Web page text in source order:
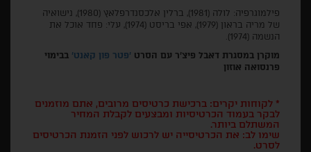
פילמוגרפיה: לולה (1981), ברלין אלכסנדרפלאץ (1980), נישואיה
של מריה בראון (1979), אפי בריסט (1974), עלי: פחד אוכל את
הנשמה (1974).
מוקרן במסגרת דאבל פיצ'ר עם הסרט 'פטר פון קאנט' בבימוי
פרנסואה אוזון
* לקוחות יקרים: ברכישת כרטיסים מרובים, אתם מוזמנים
לבקר בעמוד הכרטיסיות ומבצעים לקבלת המחיר
המשתלם ביותר.
שימו לב: את הכרטיסייה יש לרכוש לפני הזמנת הכרטיסים
לסרט.